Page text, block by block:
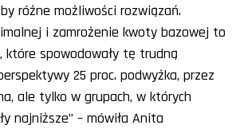
różne możliwości rozwiązań.
i zamrożenie kwoty bazowej to
które spowodowały tę trudną
25 proc. podwyżka, przez
ale tylko w grupach, w których
najniższe” – mówiła Anita